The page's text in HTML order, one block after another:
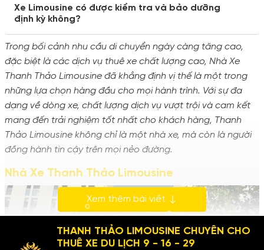
Xe Limousine có được kiểm tra và bảo dưỡng
định kỳ không?
Trong bối cảnh nhu cầu di chuyển ngày càng tăng cao,
đặc biệt là các dịch vụ thuê xe chất lượng cao, Nhà Xe
Thanh Thảo Limousine đã khẳng định vị thế là một trong
những lựa chọn hàng đầu cho mọi hành trình. Với sự đa
dạng về dòng xe, chất lượng dịch vụ vượt trội và cam kết
mang đến trải nghiệm tốt nhất cho khách hàng, Thanh
Thảo Limousine không chỉ là một nhà xe, mà còn là người
đồng hành tin cậy trên mọi nẻo đường.
Nhà Xe Thanh Thảo Limousine
Xem thêm bài viết
THANH THẢO LIMOUSINE CHUYÊN CHO
THUÊ XE DU LỊCH 9 - 16 - 29